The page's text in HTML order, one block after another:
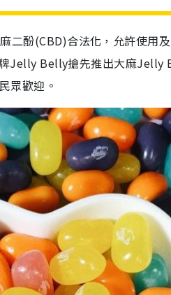
二酚(CBD)合法化，允許使用
Jelly Belly搶先推出大麻Jelly
眾歡迎。